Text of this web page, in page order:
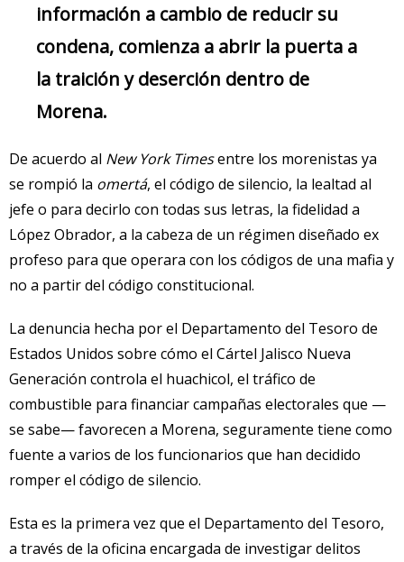
información a cambio de reducir su
condena, comienza a abrir la puerta a
la traición y deserción dentro de
Morena.
De acuerdo al New York Timesentre los morenistas ya
se rompió la omertá, el código de silencio, la lealtad al
jefe o para decirlo con todas sus letras, la fidelidad a
López Obrador, a la cabeza de un régimen diseñado ex
profeso para que operara con los códigos de una mafia y
no a partir del código constitucional.
La denuncia hecha por el Departamento del Tesoro de
Estados Unidos sobre cómo el Cártel Jalisco Nueva
Generación controla el huachicol, el tráfico de
combustible para financiar campañas electorales que —
se sabe— favorecen a Morena, seguramente tiene como
fuente a varios de los funcionarios que han decidido
romper el código de silencio.
Esta es la primera vez que el Departamento del Tesoro,
a través de la oficina encargada de investigar delitos